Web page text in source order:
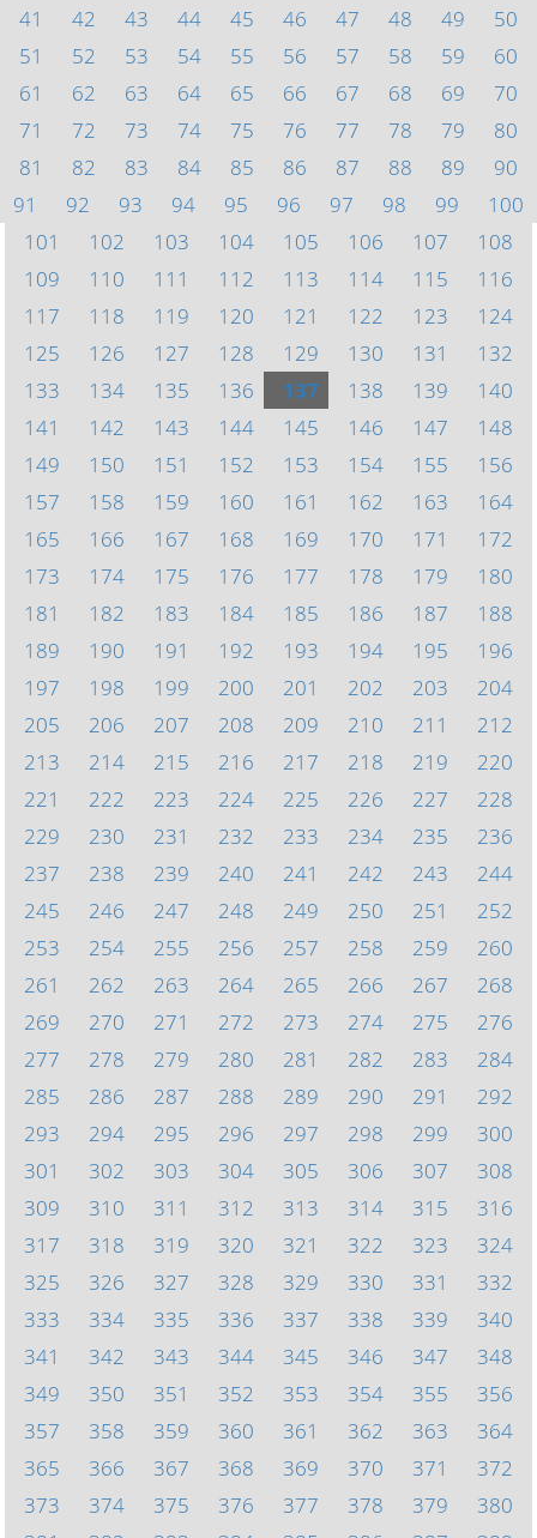
41
42 43 44 45 46 47 48 49
50
51
52 53 54 55 56 57 58 59
60
61
62 63 64 65 66 67 68 69
70
71
72 73 74 75 76 77 78 79
80
81
82 83 84 85 86 87 88 89
90
91
92 93 94 95 96 97 98 99
100
101
102 103 104 105 106 107
108
109
110 111 112 113 114 115
116
117
118 119 120 121 122 123
124
125
126 127 128 129 130 131
132
133
134 135 136 137 138 139
140
141
142 143 144 145 146 147
148
149
150 151 152 153 154 155
156
157
158 159 160 161 162 163
164
165
166 167 168 169 170 171
172
173
174 175 176 177 178 179
180
181
182 183 184 185 186 187
188
189
190 191 192 193 194 195
196
197
198 199 200 201 202 203
204
205
206 207 208 209 210 211
212
213
214 215 216 217 218 219
220
221
222 223 224 225 226 227
228
229
230 231 232 233 234 235
236
237
238 239 240 241 242 243
244
245
246 247 248 249 250 251
252
253
254 255 256 257 258 259
260
261
262 263 264 265 266 267
268
269
270 271 272 273 274 275
276
277
278 279 280 281 282 283
284
285
286 287 288 289 290 291
292
293
294 295 296 297 298 299
300
301
302 303 304 305 306 307
308
309
310 311 312 313 314 315
316
317
318 319 320 321 322 323
324
325
326 327 328 329 330 331
332
333
334 335 336 337 338 339
340
341
342 343 344 345 346 347
348
349
350 351 352 353 354 355
356
357
358 359 360 361 362 363
364
365
366 367 368 369 370 371
372
373
374 375 376 377 378 379
380